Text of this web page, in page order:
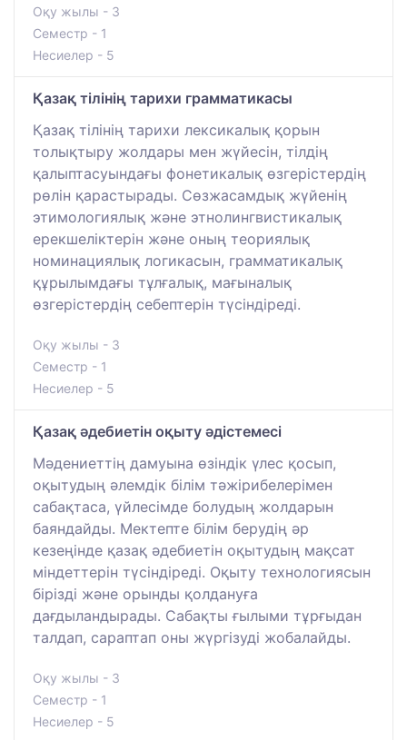
Оқу жылы - 3
Семестр - 1
Несиелер - 5
Қазақ тілінің тарихи грамматикасы
Қазақ тілінің тарихи лексикалық қорын
толықтыру жолдары мен жүйесін, тілдің
қалыптасуындағы фонетикалық өзгерістердің
рөлін қарастырады. Сөзжасамдық жүйенің
этимологиялық және этнолингвистикалық
ерекшеліктерін және оның теориялық
номинациялық логикасын, грамматикалық
құрылымдағы тұлғалық, мағыналық
өзгерістердің себептерін түсіндіреді.
Оқу жылы - 3
Семестр - 1
Несиелер - 5
Қазақ әдебиетін оқыту әдістемесі
Мәдениеттің дамуына өзіндік үлес қосып,
оқытудың әлемдік білім тәжірибелерімен
сабақтаса, үйлесімде болудың жолдарын
баяндайды. Мектепте білім берудің әр
кезеңінде қазақ әдебиетін оқытудың мақсат
міндеттерін түсіндіреді. Оқыту технологиясын
бірізді және орынды қолдануға
дағдыландырады. Сабақты ғылыми тұрғыдан
талдап, сараптап оны жүргізуді жобалайды.
Оқу жылы - 3
Семестр - 1
Несиелер - 5